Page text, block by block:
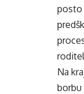
posto
Na
borbu